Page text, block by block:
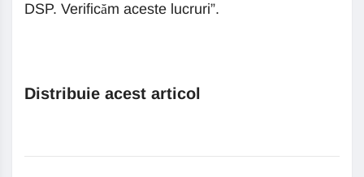
DSP. Verificăm aceste lucruri”.
Distribuie acest articol